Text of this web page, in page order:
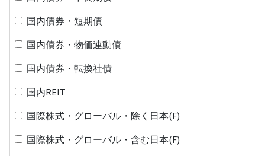
国内債券・短期債
国内債券・物価連動債
国内債券・転換社債
国内REIT
国際株式・グローバル・除く日本(F)
国際株式・グローバル・含む日本(F)